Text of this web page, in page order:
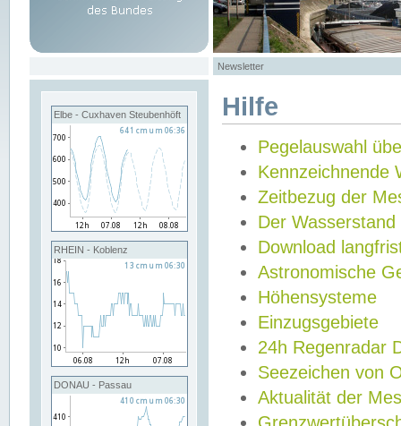
Newsletter
Elbe - Cuxhaven Steubenhöft
RHEIN - Koblenz
DONAU - Passau
Hilfe
Pegelauswahl
Kennzeichnende
Zeitbezug der
Der Wasserstand
Download
Astronomische
Höhensysteme
Einzugsgebiete
24h Regenradar
Seezeichen von
Aktualität der